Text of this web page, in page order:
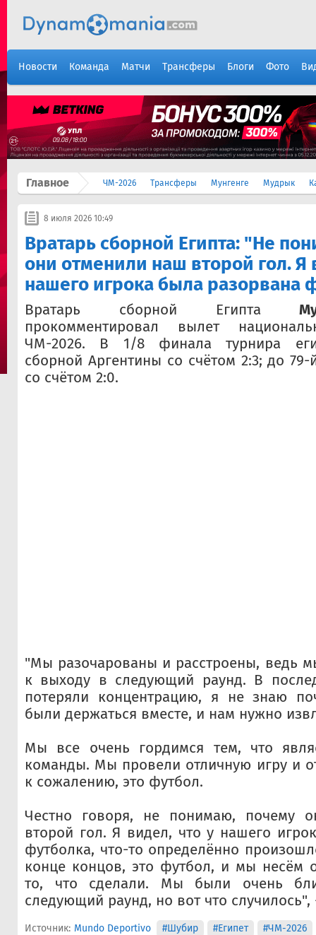
Новости Команда Матчи Трансферы Блоги Фото
Главное ЧМ-2026 Трансферы Мунгенге Мудрык
8 июля 2026 10:49
Вратарь сборной Египта: "Не
они отменили наш второй гол. Я
нашего игрока была разорвана
Вратарь сборной Египта
прокомментировал вылет
ЧМ-2026. В 1/8 финала турнира
сборной Аргентины со счётом 2:3; до
со счётом 2:0.
"Мы разочарованы и расстроены, ведь
к выходу в следующий раунд. В
потеряли концентрацию, я не знаю
были держаться вместе, и нам нужно
Мы все очень гордимся тем, что
команды. Мы провели отличную игру и
к сожалению, это футбол.
Честно говоря, не понимаю, почему
второй гол. Я видел, что у нашего
футболка, что-то определённо
конце концов, это футбол, и мы несём
то, что сделали. Мы были очень
следующий раунд, но вот что
Источник: Mundo Deportivo #Шубир #Египет #ЧМ-2026